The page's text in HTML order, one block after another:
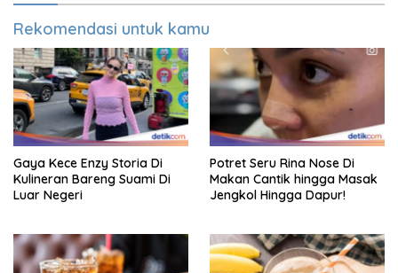
Rekomendasi untuk kamu
Gaya Kece Enzy Storia Di
Kulineran Bareng Suami Di
Luar Negeri
Potret Seru Rina Nose Di
Makan Cantik hingga Masak
Jengkol Hingga Dapur!